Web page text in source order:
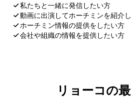
私たちと一緒に発信したい方
動画に出演してホーチミンを紹介
ホーチミン情報の提供をしたい方
会社や組織の情報を提供したい方
リョーコの